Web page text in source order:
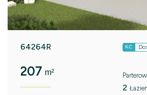
64264R KC
207 m²
2